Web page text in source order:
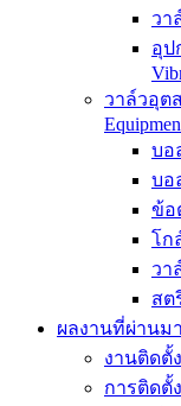
วา
อุป
วาล์วอุต
บอ
บอ
ข้อ
โก
วา
สต
ผลงานที่ผ่านมา
งานติดตั้
การติดตั้ง